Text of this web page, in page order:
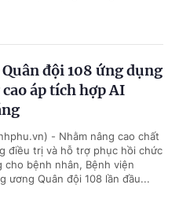
đội 108 ứng dụng
áp tích hợp AI
- Nhằm nâng cao chất
điều trị và hỗ trợ phục hồi chức
cho bệnh nhân, Bệnh viện
ương Quân đội 108 lần đầu...